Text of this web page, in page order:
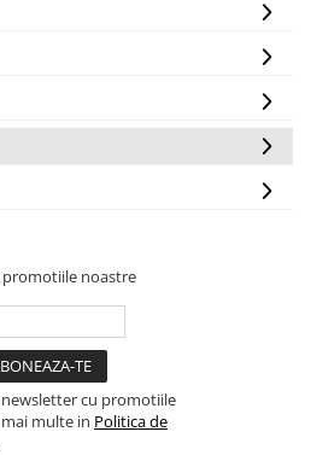
noastre
cu promotiile
multe in Politica de